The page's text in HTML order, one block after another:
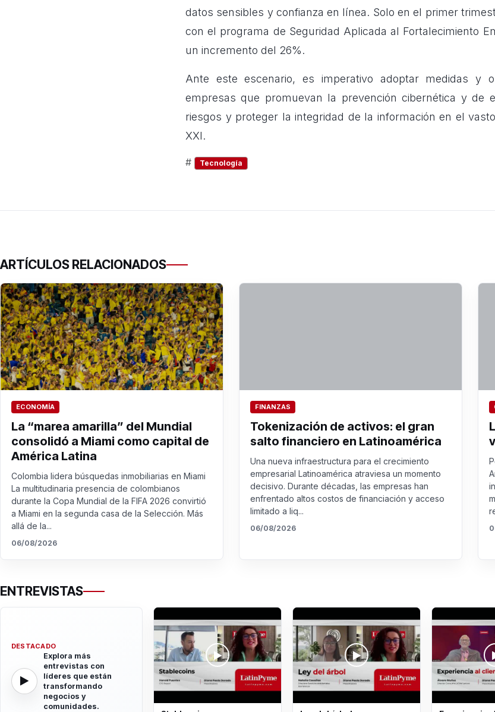
datos sensibles y confianza en línea. Solo en el primer
con el programa de Seguridad Aplicada al Fortalecimiento
un incremento del 26%.
Ante este escenario, es imperativo adoptar medidas y
empresas que promuevan la prevención cibernética y de
riesgos y proteger la integridad de la información en el
XXI.
# Tecnología
ARTÍCULOS RELACIONADOS
ECONOMÍA
La “marea amarilla” del Mundial
consolidó a Miami como capital de
América Latina
Colombia lidera búsquedas inmobiliarias en Miami
La multitudinaria presencia de colombianos
durante la Copa Mundial de la FIFA 2026 convirtió
a Miami en la segunda casa de la Selección. Más
allá de la...
06/08/2026
FINANZAS
Tokenización de activos: el gran
salto financiero en Latinoamérica
Una nueva infraestructura para el crecimiento
empresarial Latinoamérica atraviesa un momento
decisivo. Durante décadas, las empresas han
enfrentado altos costos de financiación y acceso
limitado a liq...
06/08/2026
ENTREVISTAS
DESTACADO
Explora más
entrevistas con
líderes que están
transformando
negocios y
comunidades.